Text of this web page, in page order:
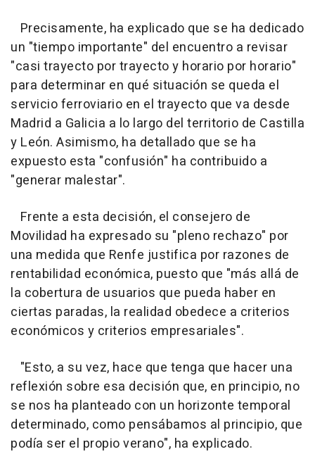
Precisamente, ha explicado que se ha dedicado
un "tiempo importante" del encuentro a revisar
"casi trayecto por trayecto y horario por horario"
para determinar en qué situación se queda el
servicio ferroviario en el trayecto que va desde
Madrid a Galicia a lo largo del territorio de Castilla
y León. Asimismo, ha detallado que se ha
expuesto esta "confusión" ha contribuido a
"generar malestar".
Frente a esta decisión, el consejero de
Movilidad ha expresado su "pleno rechazo" por
una medida que Renfe justifica por razones de
rentabilidad económica, puesto que "más allá de
la cobertura de usuarios que pueda haber en
ciertas paradas, la realidad obedece a criterios
económicos y criterios empresariales".
"Esto, a su vez, hace que tenga que hacer una
reflexión sobre esa decisión que, en principio, no
se nos ha planteado con un horizonte temporal
determinado, como pensábamos al principio, que
podía ser el propio verano", ha explicado.